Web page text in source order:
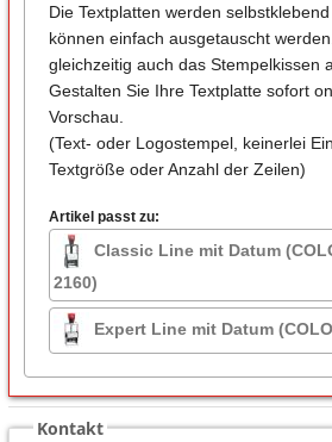
Die Textplatten werden
können einfach ausgetauscht
gleichzeitig auch das Stempelkissen
Gestalten Sie Ihre Textplatte sofort
Vorschau.
(Text- oder Logostempel, keinerlei
Textgröße oder Anzahl der Zeilen)
Artikel passt zu:
Classic Line mit Datum
2160)
Expert Line mit Datum
Kontakt